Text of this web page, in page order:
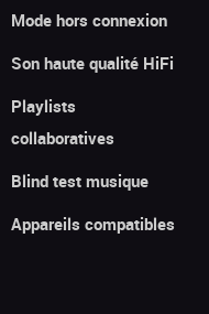
Mode hors connexion
Son haute qualité HiFi
Playlists
collaboratives
Blind test musique
Appareils compatibles